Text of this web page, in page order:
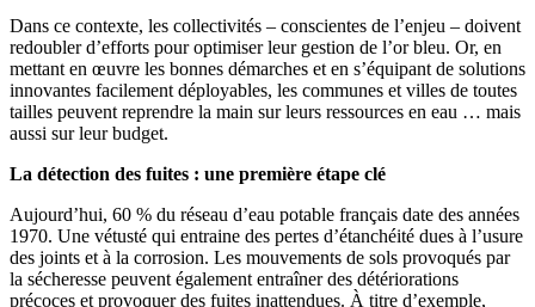
Dans ce contexte, les collectivités – conscientes de l’enjeu – doivent
redoubler d’efforts pour optimiser leur gestion de l’or bleu. Or, en
mettant en œuvre les bonnes démarches et en s’équipant de solutions
innovantes facilement déployables, les communes et villes de toutes
tailles peuvent reprendre la main sur leurs ressources en eau … mais
aussi sur leur budget.
La détection des fuites : une première étape clé
Aujourd’hui, 60 % du réseau d’eau potable français date des années
1970. Une vétusté qui entraine des pertes d’étanchéité dues à l’usure
des joints et à la corrosion. Les mouvements de sols provoqués par
la sécheresse peuvent également entraîner des détériorations
précoces et provoquer des fuites inattendues. À titre d’exemple,